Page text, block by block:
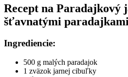
Recept na Paradajkový
šťavnatými
Ingrediencie:
500 g malých paradajok
1 zväzok jarnej cibuľky